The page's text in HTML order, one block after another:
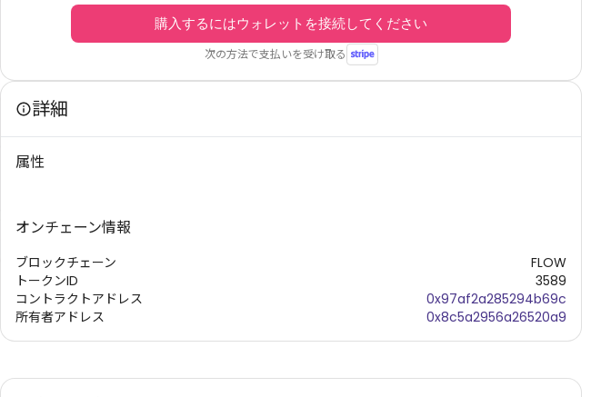
購入するにはウォレットを接続してください
次の方法で支払いを受け取る
詳細
属性
オンチェーン情報
ブロックチェーン
トークンID
コントラクトアドレス
所有者アドレス
FLOW
3589
0x97af2a285294b69c
0x8c5a2956a26520a9